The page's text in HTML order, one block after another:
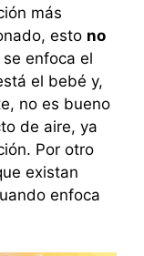
más
esto no
enfoca el
el bebé y,
no es bueno
de aire, ya
Por otro
existan
enfoca